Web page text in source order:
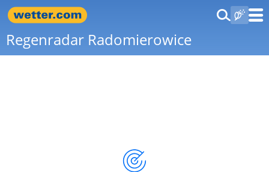
Regenradar Radomierowice